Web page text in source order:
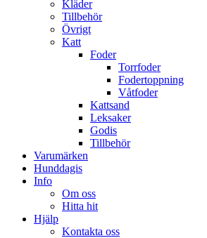
Kläder
Tillbehör
Övrigt
Katt
Foder
Torrfoder
Fodertoppning
Våtfoder
Kattsand
Leksaker
Godis
Tillbehör
Varumärken
Hunddagis
Info
Om oss
Hitta hit
Hjälp
Kontakta oss